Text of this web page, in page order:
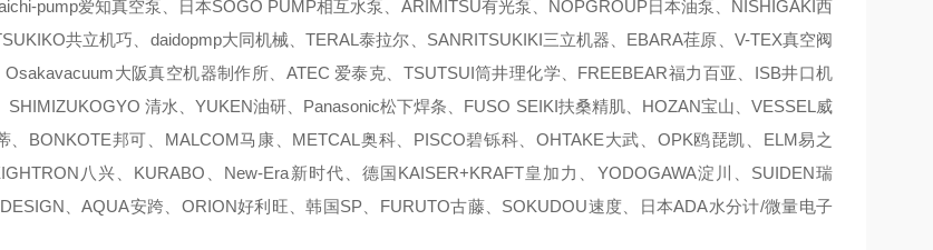
pump爱知真空泵、日本SOGO PUMP相互水泵、ARIMITSU有光泵、NOPGROUP日本油泵、NISHIGAKI西
共立机巧、daidopmp大同机械、TERAL泰拉尔、SANRITSUKIKI三立机器、EBARA荏原、V-TEX真空阀
Osakavacuum大阪真空机器制作所、ATEC 爱泰克、TSUTSUI筒井理化学、FREEBEAR福力百亚、ISB井口机
SHIMIZUKOGYO 清水、YUKEN油研、Panasonic松下焊条、FUSO SEIKI扶桑精肌、HOZAN宝山、VESSEL威
、BONKOTE邦可、MALCOM马康、METCAL奥科、PISCO碧铄科、OHTAKE大武、OPK鸥琵凯、ELM易之
八兴、KURABO、New-Era新时代、德国KAISER+KRAFT皇加力、YODOGAWA淀川、SUIDEN瑞
、AQUA安跨、ORION好利旺、韩国SP、FURUTO古藤、SOKUDOU速度、日本ADA水分计/微量电子